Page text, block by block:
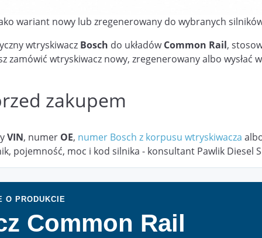
wariant nowy lub zregenerowany do wybranych
wtryskiwacz Bosch do układówCommon Rail,
zamówić wtryskiwacz nowy, zregenerowany albo wysłać
zakupem
VIN, numer OE, numer Bosch z korpusu wtryskiwacza
pojemność, moc i kod silnika - konsultant Pawlik Diesel
O PRODUKCIE
Common Rail